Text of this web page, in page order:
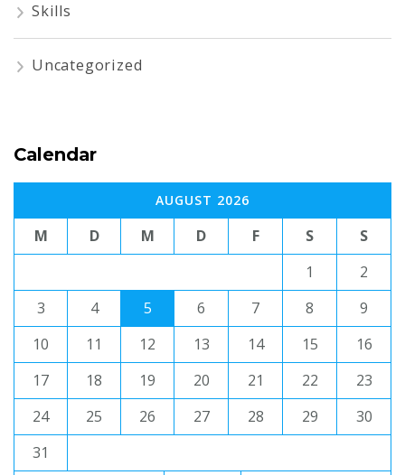
Skills
Uncategorized
Calendar
AUGUST 2026
M D M D F S
S
1
2
3
4 5 6 7 8
9
10
11 12 13 14 15
16
17
18 19 20 21 22
23
24
25 26 27 28 29
30
31